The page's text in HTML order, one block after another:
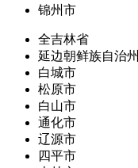
锦州市
全吉林省
延边朝鲜族自治州
白城市
松原市
白山市
通化市
辽源市
四平市